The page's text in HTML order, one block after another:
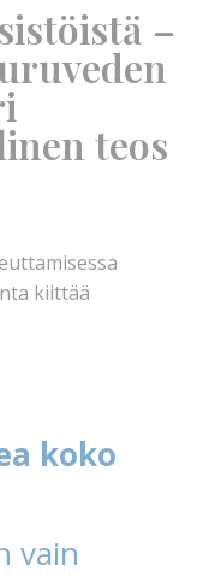
–
teos
kiittää
koko
vain